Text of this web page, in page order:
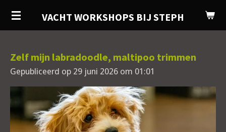
Ga
hoofdinhoud
VACHT WORKSHOPS BIJ STEPH
Zelf mijn labradoodle, maltipoo trimmen
Gepubliceerd op 29 juni 2026 om 01:01